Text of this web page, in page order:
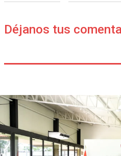
Déjanos tus